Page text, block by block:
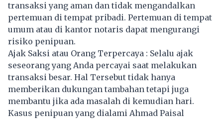
transaksi yang aman dan tidak mengandalkan
pertemuan di tempat pribadi. Pertemuan di tempat
umum atau di kantor notaris dapat mengurangi
risiko penipuan.
Ajak Saksi atau Orang Terpercaya : Selalu ajak
seseorang yang Anda percayai saat melakukan
transaksi besar. Hal Tersebut tidak hanya
memberikan dukungan tambahan tetapi juga
membantu jika ada masalah di kemudian hari.
Kasus penipuan yang dialami Ahmad Paisal